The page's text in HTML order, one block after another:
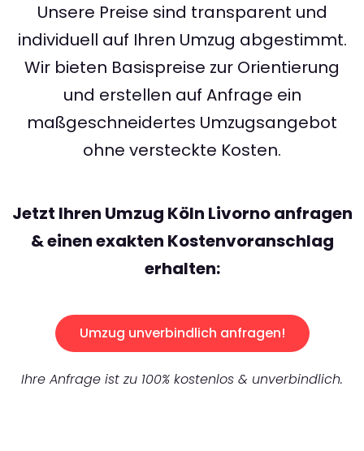
Unsere Preise sind transparent und
individuell auf Ihren Umzug abgestimmt.
Wir bieten Basispreise zur Orientierung
und erstellen auf Anfrage ein
maßgeschneidertes Umzugsangebot
ohne versteckte Kosten.
Jetzt Ihren Umzug Köln Livorno anfragen
& einen exakten Kostenvoranschlag
erhalten:
Umzug unverbindlich anfragen!
Ihre Anfrage ist zu 100% kostenlos & unverbindlich.